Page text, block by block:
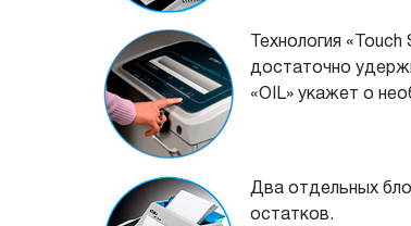
Технология
достаточно
«OIL» укажет о
Два отдельных
остатков.